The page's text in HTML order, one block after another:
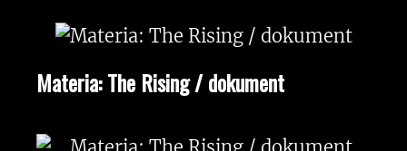
Materia: The Rising / dokument